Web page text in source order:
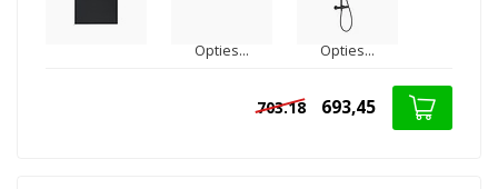
Opties... Opties...
703.18 693,45